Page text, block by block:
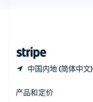
中国内地 (简体中文)
产品和定价